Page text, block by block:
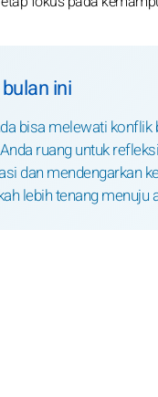
ini
bisa melewati konflik
ruang untuk
dan mendengarkan
lebih tenang menuju